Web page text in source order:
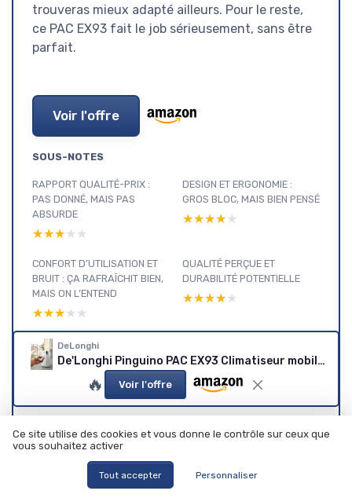
trouveras mieux adapté ailleurs. Pour le reste,
ce PAC EX93 fait le job sérieusement, sans être
parfait.
Voir l'offre
SOUS-NOTES
RAPPORT QUALITÉ-PRIX :
PAS DONNÉ, MAIS PAS
ABSURDE
★★★★★
★★★★★
DESIGN ET ERGONOMIE :
GROS BLOC, MAIS BIEN PENSÉ
★★★★★
★★★★★
CONFORT D’UTILISATION ET
BRUIT : ÇA RAFRAÎCHIT BIEN,
MAIS ON L’ENTEND
★★★★★
★★★★★
QUALITÉ PERÇUE ET
DURABILITÉ POTENTIELLE
★★★★★
★★★★★
PERFORMANCES DE
REFROIDISSEMENT ET
DÉSHUMIDIFICATION
CE QU’ON ACHÈTE VRAIMENT
★★★★★
★★★★★
DeLonghi
De'Longhi Pinguino PAC EX93 Climatiseur mobile, avec tuyau d'échappement, 60 dB(A), technologie Whisper - Très silencieux, pour pièces jusqu'à 85 m3, 3 vitesses de ventilation, fonction
🔥 Voir l'offre
Ce site utilise des cookies et vous donne le contrôle sur ceux que
vous souhaitez activer
Tout accepter Personnaliser